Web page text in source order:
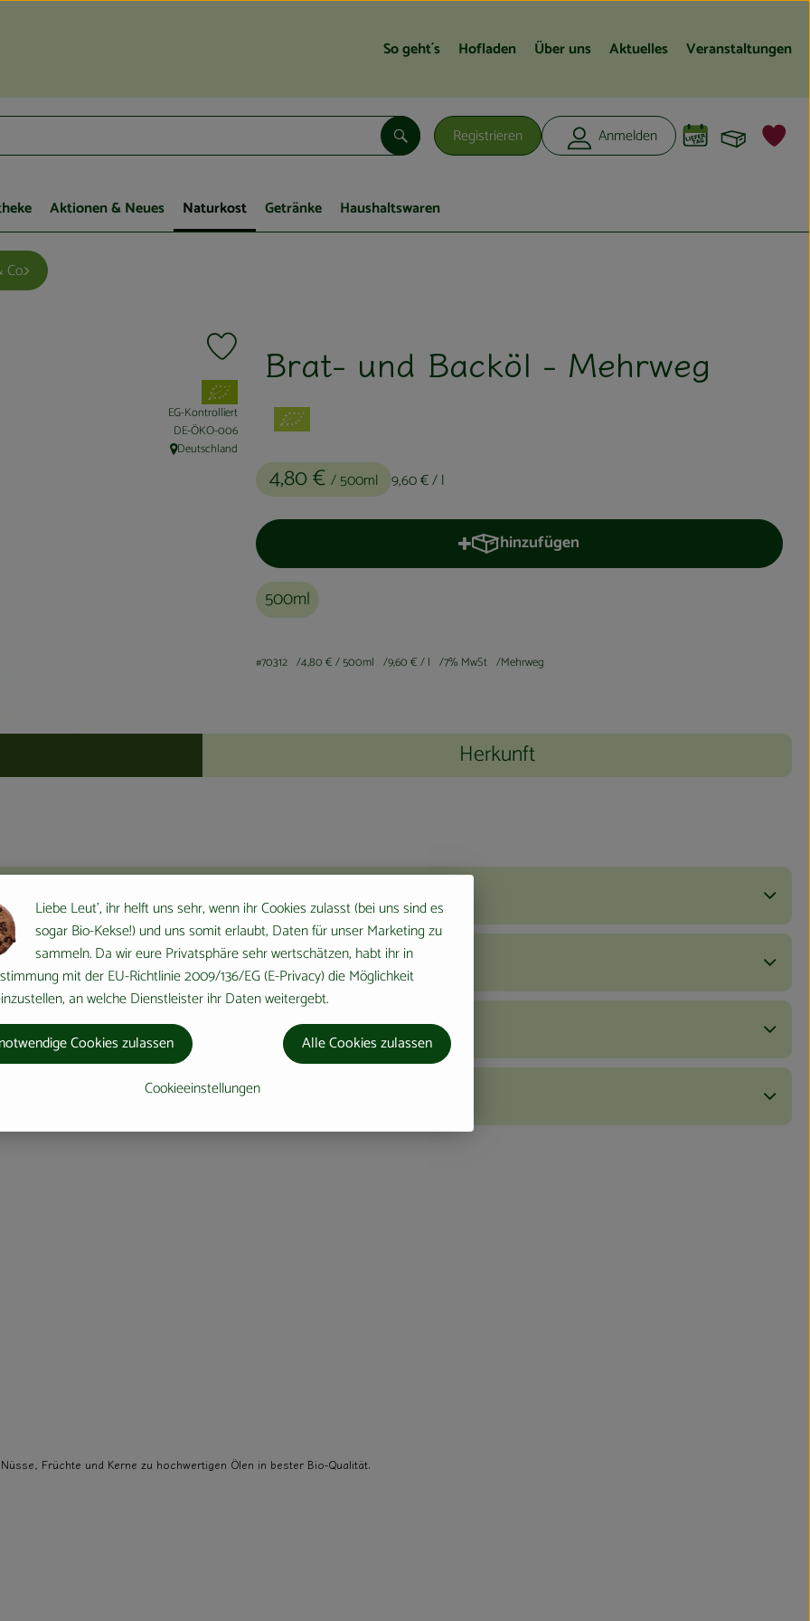
So geht´s Hofladen Über uns Aktuelles Veranstaltungen
Registrieren Anmelden
Suchen
Aktionen & Neues Naturkost Getränke Haushaltswaren
Co.
Brat- und Backöl - Mehrweg
4,80 € / 500ml 9,60 €/ l
Produkt zu Favouriten hinzufügen
, Verband:
EG-Kontrolliert
, Kontrollstelle:
DE-ÖKO-006
, Herkunft:
Deutschland
hinzufügen
Produkt zum Warenkorb hinzufügen
500ml
#70312 4,80 €/ 500ml 9,60 €/ l 7% MwSt Mehrweg
Herkunft
Früchte und Kerne zu hochwertigen Ölen in bester Bio-Qualität.
Liebe Leut', ihr helft uns sehr, wenn ihr Cookies zulasst (bei uns sind es
sogar Bio-Kekse!) und uns somit erlaubt, Daten für unser Marketing zu
sammeln. Da wir eure Privatsphäre sehr wertschätzen, habt ihr in
mit der EU-Richtlinie 2009/136/EG (E-Privacy) die Möglichkeit
an welche Dienstleister ihr Daten weitergebt.
Cookieeinstellungen
Cookies zulassen Alle Cookies zulassen